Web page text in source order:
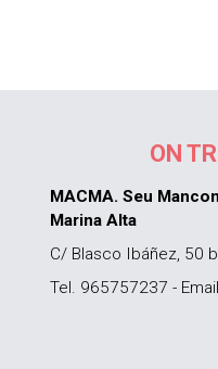
ON
MACMA. Seu
Marina Alta
C/ Blasco Ibáñez, 50
Tel. 965757237 -